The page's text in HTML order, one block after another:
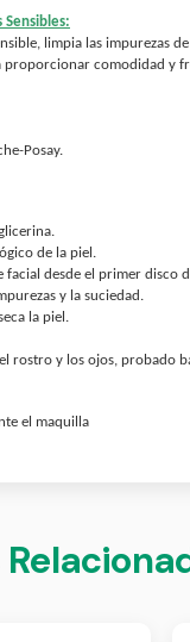
Sensibles:
limpia las impurezas
proporcionar comodidad y
Posay.
de la piel.
facial desde el primer disco
y la suciedad.
la piel.
rostro y los ojos, probado
el maquilla